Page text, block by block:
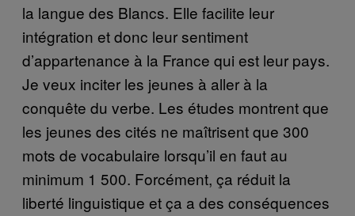
la langue des Blancs. Elle facilite leur
intégration et donc leur sentiment
d’appartenance à la France qui est leur pays.
Je veux inciter les jeunes à aller à la
conquête du verbe. Les études montrent que
les jeunes des cités ne maîtrisent que 300
mots de vocabulaire lorsqu’il en faut au
minimum 1 500. Forcément, ça réduit la
liberté linguistique et ça a des conséquences